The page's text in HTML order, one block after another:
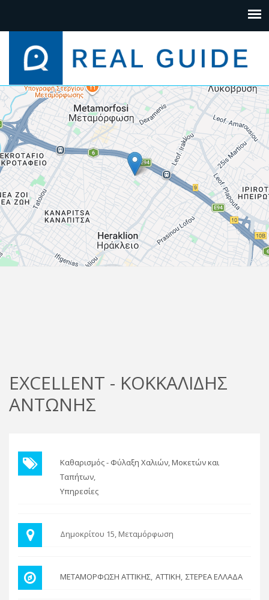
+
−
Leaflet| Map data ©Google
EXCELLENT - ΚΟΚΚΑΛΙΔΗΣ
ΑΝΤΩΝΗΣ
Καθαρισμός - Φύλαξη Χαλιών, Μοκετών και
Ταπήτων
Υπηρεσίες
Δημοκρίτου 15, Μεταμόρφωση
ΜΕΤΑΜΟΡΦΩΣΗ ΑΤΤΙΚΗΣ ΑΤΤΙΚΗ ΣΤΕΡΕΑ ΕΛΛΑΔΑ